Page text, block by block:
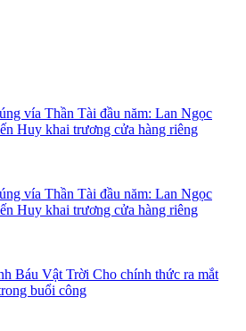
vía Thần Tài đầu năm: Lan Ngọc
Huy khai trương cửa hàng riêng
vía Thần Tài đầu năm: Lan Ngọc
Huy khai trương cửa hàng riêng
Báu Vật Trời Cho chính thức ra mắt
buổi công